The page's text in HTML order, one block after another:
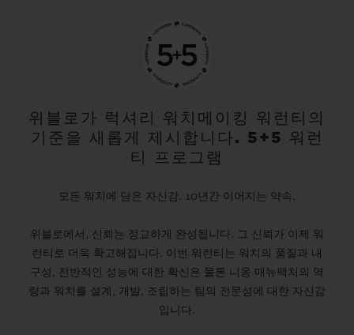
위블로가 럭셔리 워치메이킹 워런티의
기준을 새롭게 제시합니다. 5+5 워런
티 프로그램
모든 워치에 담은 자신감. 10년간 이어지는 약속.
위블로에서, 신뢰는 정교하게 완성됩니다. 그 신뢰가 이제 워
런티로 더욱 확고해집니다. 이번 워런티는 워치의 품질과 내
구성, 전반적인 성능에 대한 확신은 물론 니옹 매뉴팩처의 역
량과 워치를 설계, 개발, 조립하는 팀의 전문성에 대한 자신감
입니다.